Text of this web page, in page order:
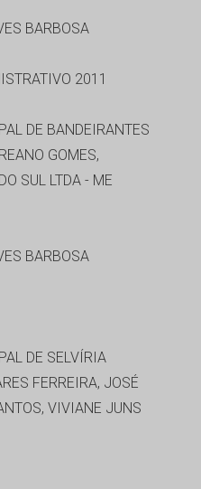
BARBOSA
2011
DE BANDEIRANTES
GOMES,
SUL LTDA - ME
BARBOSA
DE SELVÍRIA
FERREIRA, JOSÉ
VIVIANE JUNS